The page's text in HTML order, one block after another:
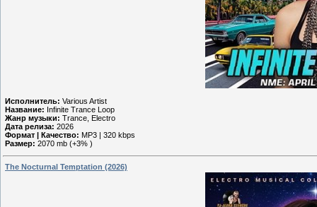
Исполнитель: Various Artist
Название: Infinite Trance Loop
Жанр музыки: Trance, Electro
Дата релиза: 2026
Формат | Качество: MP3 | 320 kbps
Размер: 2070 mb (+3% )
The Nocturnal Temptation (2026)